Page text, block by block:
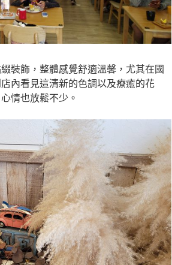
裝飾，整體感覺舒適溫馨，尤其在國
內看見這清新的色調以及療癒的花
情也放鬆不少。